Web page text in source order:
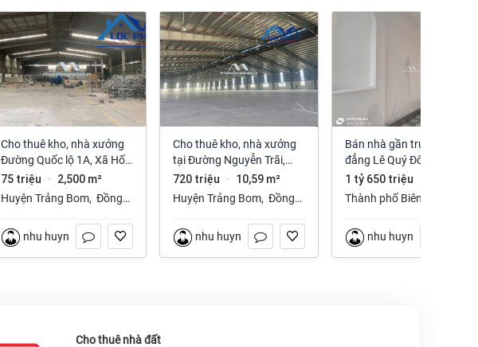
Cho thuê kho, nhà xưởng
Đường Quốc lộ 1A, Xã Hố
Nai 3, Trảng Bom, Đồng
Nai giá 75 Triệu
75 triệu · 2,500 m²
Huyện Trảng Bom, Đồng
nhu huynh
Cho thuê kho, nhà xưởng
tại Đường Nguyễn Trãi,
Trảng Bom, Trảng Bom,
Đồng Nai giá 720 Triệu
720 triệu · 10,59 m²
Huyện Trảng Bom, Đồng
nhu huynh
Bán nhà gần trường cao
đẳng Lê Quý Đôn phường
Long Hưng Đồng Nai
1 tỷ 650 triệu
Thành phố Biên Hòa
nhu huynh
Cho thuê nhà đất